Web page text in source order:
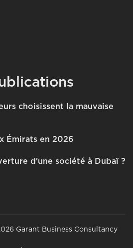
choisissent la mauvaise
Émirats en 2026
d'une société à Dubaï ?
Garant Business Consultancy